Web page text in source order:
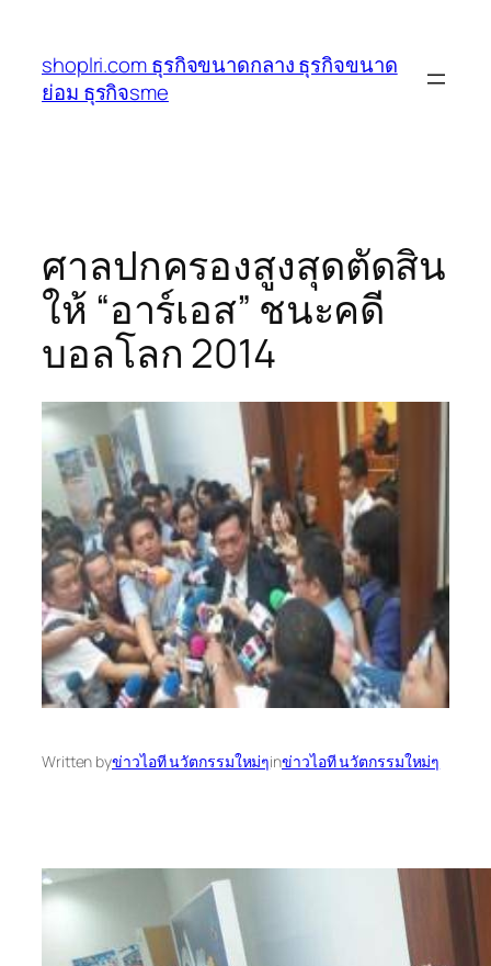
เนื้อหา
shoplri.com ธุรกิจขนาดกลาง ธุรกิจขนาด
ย่อม ธุรกิจsme
ศาลปกครองสูงสุดตัดสิน
ให้ “อาร์เอส” ชนะคดี
บอลโลก 2014
Written byข่าวไอที นวัตกรรมใหม่ๆinข่าวไอที นวัตกรรมใหม่ๆ